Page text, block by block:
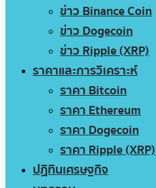
ข่าว Binance Coin
ข่าว Dogecoin
ข่าว Ripple (XRP)
ราคาและการวิเคราะห์
ราคา Bitcoin
ราคา Ethereum
ราคา Dogecoin
ราคา Ripple (XRP)
ปฏิทินเศรษฐกิจ